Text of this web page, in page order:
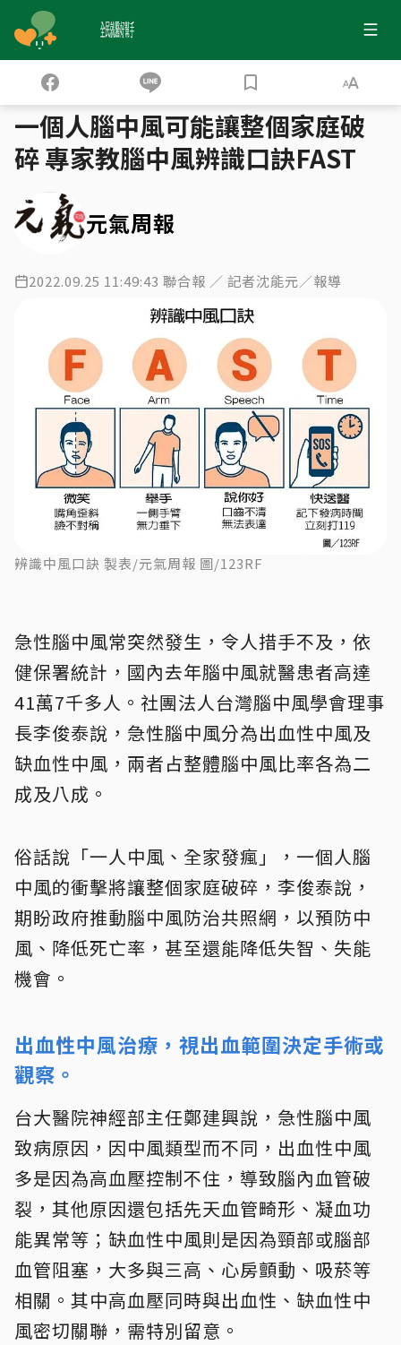
全民就醫好幫手 健保大數據 腦中風就醫 五十歲後翻倍
一個人腦中風可能讓整個家庭破
碎 專家教腦中風辨識口訣FAST
元氣周報
2022.09.25 11:49:43 聯合報 ／ 記者沈能元／報導
辨識中風口訣 製表/元氣周報 圖/123RF
急性腦中風常突然發生，令人措手不及，依
健保署統計，國內去年腦中風就醫患者高達
41萬7千多人。社團法人台灣腦中風學會理事
長李俊泰說，急性腦中風分為出血性中風及
缺血性中風，兩者占整體腦中風比率各為二
成及八成。
俗話說「一人中風、全家發瘋」，一個人腦
中風的衝擊將讓整個家庭破碎，李俊泰說，
期盼政府推動腦中風防治共照網，以預防中
風、降低死亡率，甚至還能降低失智、失能
機會。
出血性中風治療，視出血範圍決定手術或
觀察。
台大醫院神經部主任鄭建興說，急性腦中風
致病原因，因中風類型而不同，出血性中風
多是因為高血壓控制不住，導致腦內血管破
裂，其他原因還包括先天血管畸形、凝血功
能異常等；缺血性中風則是因為頸部或腦部
血管阻塞，大多與三高、心房顫動、吸菸等
相關。其中高血壓同時與出血性、缺血性中
風密切關聯，需特別留意。